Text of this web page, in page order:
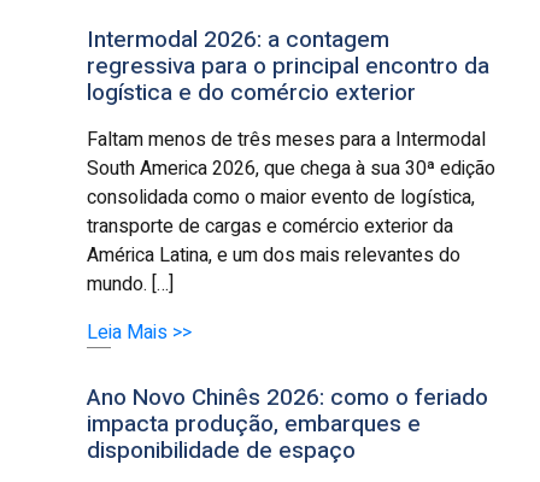
Intermodal 2026: a contagem
regressiva para o principal encontro da
logística e do comércio exterior
Faltam menos de três meses para a Intermodal
South America 2026, que chega à sua 30ª edição
consolidada como o maior evento de logística,
transporte de cargas e comércio exterior da
América Latina, e um dos mais relevantes do
mundo. […]
Leia Mais >>
Ano Novo Chinês 2026: como o feriado
impacta produção, embarques e
disponibilidade de espaço